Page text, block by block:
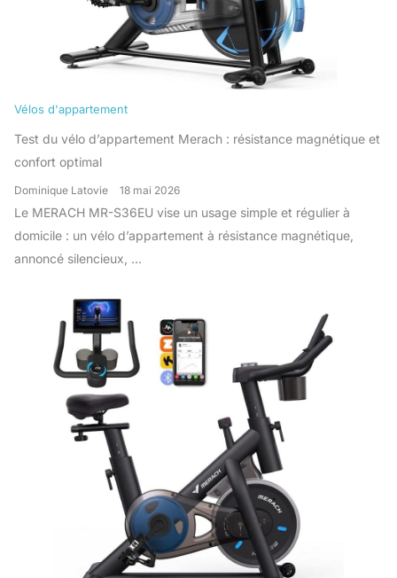
Vélos d'appartement
Test du vélo d’appartement Merach : résistance magnétique et
confort optimal
Dominique Latovie 18 mai 2026
Le MERACH MR-S36EU vise un usage simple et régulier à
domicile : un vélo d’appartement à résistance magnétique,
annoncé silencieux, ...